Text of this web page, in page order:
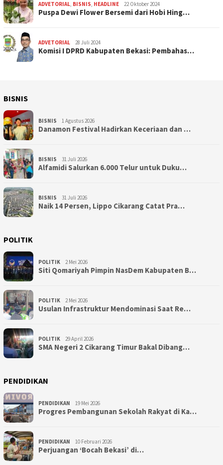
ADVETORIAL, BISNIS, HEADLINE 22 Oktober 2024
Puspa Dewi Flower Bersemi dari Hobi Hing…
ADVETORIAL 28 Juli 2024
Komisi I DPRD Kabupaten Bekasi: Pembahas…
BISNIS
BISNIS 1 Agustus 2026
Danamon Festival Hadirkan Keceriaan dan …
BISNIS 31 Juli 2026
Alfamidi Salurkan 6.000 Telur untuk Duku…
BISNIS 31 Juli 2026
Naik 14 Persen, Lippo Cikarang Catat Pra…
POLITIK
POLITIK 2 Mei 2026
Siti Qomariyah Pimpin NasDem Kabupaten B…
POLITIK 2 Mei 2026
Usulan Infrastruktur Mendominasi Saat Re…
POLITIK 29 April 2026
SMA Negeri 2 Cikarang Timur Bakal Dibang…
PENDIDIKAN
PENDIDIKAN 19 Mei 2026
Progres Pembangunan Sekolah Rakyat di Ka…
PENDIDIKAN 10 Februari 2026
Perjuangan ‘Bocah Bekasi’ di…